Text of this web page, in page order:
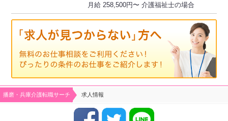
月給 258,500円〜 介護福祉士の場合
播磨・兵庫介護転職サーチ 求人情報